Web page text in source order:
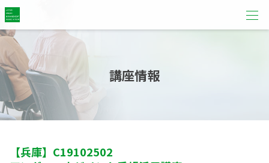
講座情報
【兵庫】 C19102502